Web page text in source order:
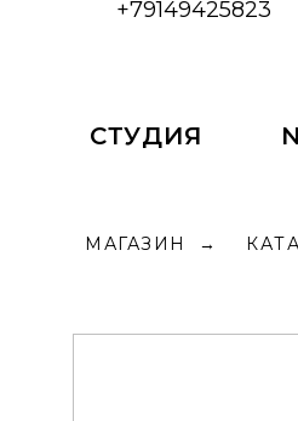
+79149425823
СТУДИЯ
МАГАЗИН →